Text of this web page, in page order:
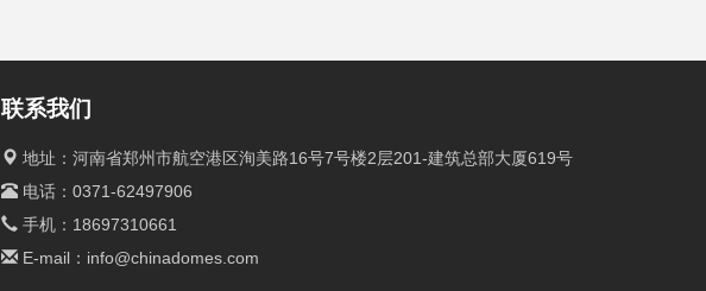
联系我们
地址：河南省郑州市航空港区洵美路16号7号楼2层201-建筑总部大厦619号
电话： 0371-62497906
手机： 18697310661
E-mail： info@chinadomes.com